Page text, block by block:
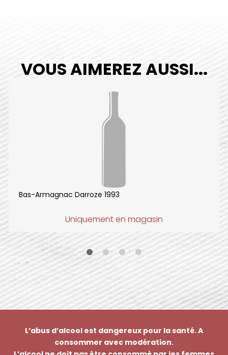
VOUS AIMEREZ AUSSI...
Bas-Armagnac Darroze 1993
Uniquement en magasin
L’abus d’alcool est dangereux pour la santé. A
consommer avec modération.